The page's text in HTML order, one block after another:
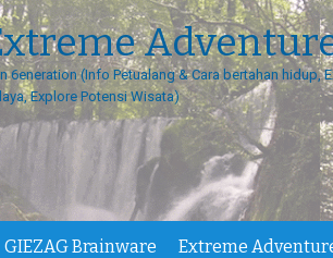
(Info Petualang & Cara bertahan hidup,
Explore Potensi Wisata)
GIEZAG Brainware Extreme